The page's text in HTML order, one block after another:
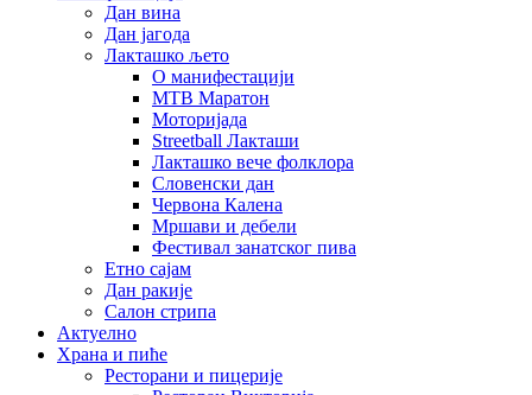
Дан вина
Дан јагода
Лакташко љето
О манифестацији
MTB Маратон
Моторијада
Streetball Лакташи
Лакташко вече фолклора
Словенски дан
Червона Калена
Мршави и дебели
Фестивал занатског пива
Етно сајам
Дан ракије
Салон стрипа
Актуелно
Храна и пиће
Ресторани и пицерије